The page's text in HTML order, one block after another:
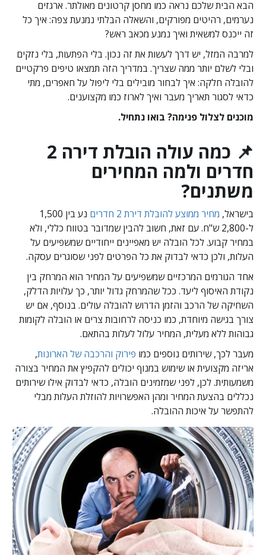
הבא הבית שלכם נראה כמו מחסן קרטונים מאולתר. ארגזים
נערמים, רהיטים מפורקים, והשאלה הבלתי נמנעת צפה: איך כל
זה ייכנס למשאית ואיך נמנע מכאב ראש?
למרבה המזל, יש דרך לעשות את זה נכון. בלי הפתעות, בלי נזקים
ובלי לשלם יותר ממה שצריך. במדריך הזה תמצאו טיפים פרקטיים
להובלה חלקה: איך לבחור מובילים בלי ליפול על חאפרים, מתי
כדאי לסגור תאריך מעבר ואיך לארוז כמו מקצוענים.
מוכנים לצלול פנימה? בואו נתחיל.
📌 כמה עולה הובלת דירה 2
חדרים ולמה המחירים
משתנים?
בישראל, מחיר ממוצע להובלת דירת 2 חדרים
נע בין 1,500
ל-2,800 ש"ח. עם זאת, חשוב להבין שמדובר בטווח כללי, ולא
במחיר קבוע. לכל הובלה יש מאפיינים ייחודיים שמשפיעים על
העלות, ולכן כדאי לבדוק את כל הפרטים לפני שסוגרים עסקה.
אחד הגורמים המרכזיים שמשפיעים על המחיר הוא המרחק בין
נקודת האיסוף ליעד. ככל שהמרחק גדול יותר, כך עלויות הדלק,
השחיקה של הרכב והזמן הדרוש להובלה עולים. בנוסף, אם יש
צורך בגישה מיוחדת, כמו כניסה לרחובות צרים או הובלה לקומות
גבוהות ללא מעלית, המחיר עלול לעלות בהתאם.
מעבר לכך, שירותים נוספים כמו פירוק והרכבה של הארונות,
אריזה מקצועית או שימוש במנוף יכולים להקפיץ את המחיר בצורה
משמעותית. לכן, לפני שמזמינים הובלה, כדאי לבדוק אילו שירותים
נכללים בהצעת המחיר ומהן האפשרויות להוזלת העלות מבלי
להתפשר על איכות ההובלה.